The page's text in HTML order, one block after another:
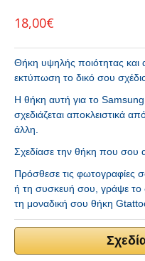
18,00€
Θήκη υψηλής ποιότητας
εκτύπωση το δικό σου
H θήκη αυτή για το
σχεδιάζεται αποκλειστικά
άλλη.
Σχεδίασε την θήκη που σου
Πρόσθεσε τις
ή τη συσκευή σου, γράψε το
τη μοναδική σου θήκη